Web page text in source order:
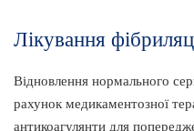
Лікування
Відновлення нормального
рахунок медикаментозної
антикоагулянти для